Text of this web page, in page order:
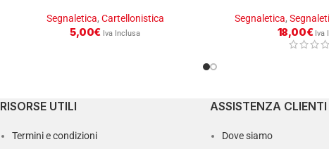
Segnaletica, Cartellonistica
5,00€ Iva Inclusa
Segnaletica,
18,00€ Iva
RISORSE UTILI
Termini e condizioni
ASSISTENZA CLIENTI
Dove siamo